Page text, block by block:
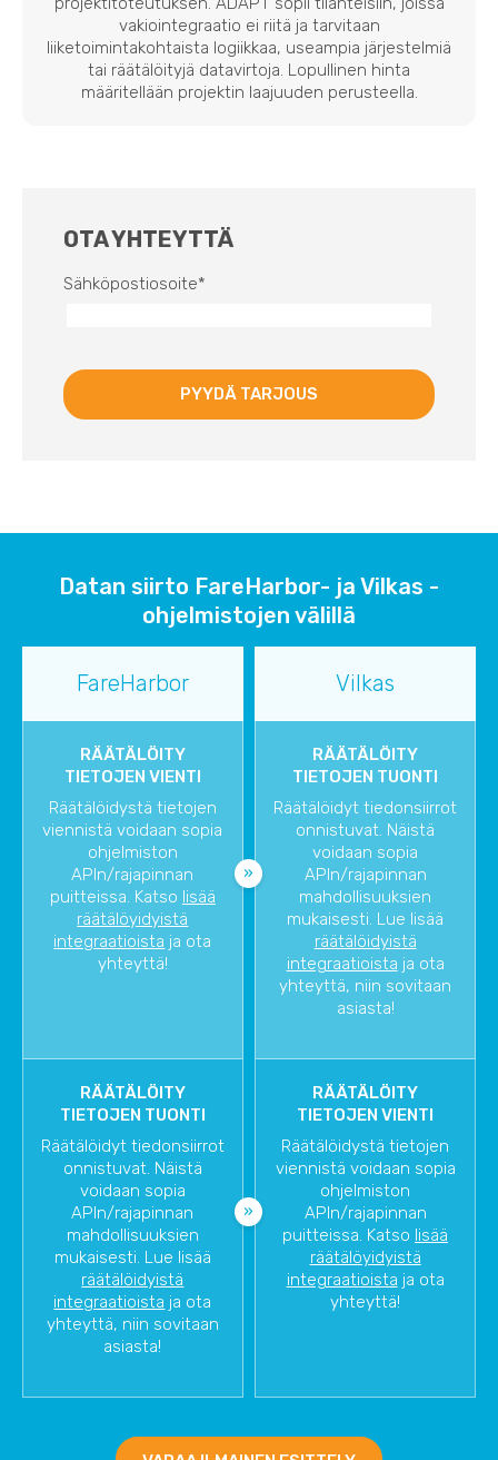
vakiointegraatio ei riitä ja tarvitaan
liiketoimintakohtaista logiikkaa, useampia järjestelmiä
tai räätälöityjä datavirtoja. Lopullinen hinta
määritellään projektin laajuuden perusteella.
OTA YHTEYTTÄ
Sähköpostiosoite*
Datan siirto FareHarbor- ja Vilkas -
ohjelmistojen välillä
FareHarbor Vilkas
RÄÄTÄLÖITY
TIETOJEN VIENTI
Räätälöidystä tietojen
viennistä voidaan sopia
ohjelmiston
APIn/rajapinnan
puitteissa. Katso lisää
räätälöyidyistä
integraatioista ja ota
yhteyttä!
RÄÄTÄLÖITY
TIETOJEN TUONTI
Räätälöidyt tiedonsiirrot
onnistuvat. Näistä
voidaan sopia
APIn/rajapinnan
mahdollisuuksien
mukaisesti. Lue lisää
räätälöidyistä
integraatioista ja ota
yhteyttä, niin sovitaan
asiasta!
RÄÄTÄLÖITY
TIETOJEN TUONTI
Räätälöidyt tiedonsiirrot
onnistuvat. Näistä
voidaan sopia
APIn/rajapinnan
mahdollisuuksien
mukaisesti. Lue lisää
räätälöidyistä
integraatioista ja ota
yhteyttä, niin sovitaan
asiasta!
RÄÄTÄLÖITY
TIETOJEN VIENTI
Räätälöidystä tietojen
viennistä voidaan sopia
ohjelmiston
APIn/rajapinnan
puitteissa. Katso lisää
räätälöyidyistä
integraatioista ja ota
yhteyttä!